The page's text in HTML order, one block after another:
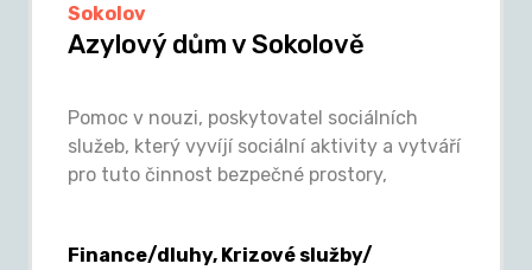
Sokolov
Azylový dům v Sokolově
Pomoc v nouzi, poskytovatel sociálních
služeb, který vyvíjí sociální aktivity a vytváří
pro tuto činnost bezpečné prostory,
Finance/dluhy, Krizové služby/